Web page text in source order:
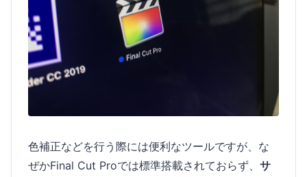
色補正などを行う際には便利なツールですが、な
ぜかFinal Cut Proでは標準搭載されておらず、 サ